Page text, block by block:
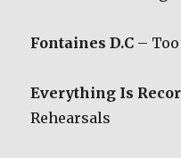
Fontaines D.C –
Everything Is
Rehearsals